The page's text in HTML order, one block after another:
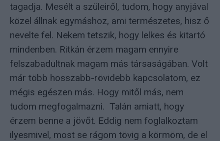
tagadja. Mesélt a szüleiről, tudom, hogy anyjával
közel állnak egymáshoz, ami természetes, hisz ő
nevelte fel. Nekem tetszik, hogy lelkes és kitartó
mindenben. Ritkán érzem magam ennyire
felszabadultnak magam más társaságában. Volt
már több hosszabb-rövidebb kapcsolatom, ez
mégis egészen más. Hogy mitől más, nem
tudom megfogalmazni. Talán amiatt, hogy
érzem benne a jövőt. Eddig nem foglalkoztam
ilyesmivel, most se rágom tövig a körmöm, de el